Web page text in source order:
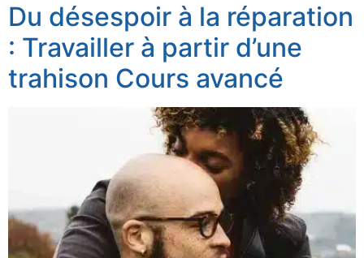
Du désespoir à la réparation
: Travailler à partir d’une
trahison Cours avancé